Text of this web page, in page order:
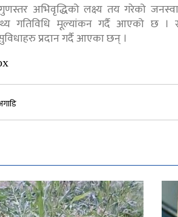
अभिवृद्धिको लक्ष्य तय गरेको
गतिविधि मूल्यांकन गर्दै आएको छ ।
प्रदान गर्दै आएका छन् ।